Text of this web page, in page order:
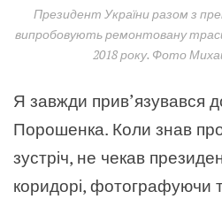
Президент України разом з
випробовують ремонтовану
2018 року. Фото
Я завжди прив’язувався
Порошенка. Коли знав
зустріч, не чекав
коридорі, фотографуючи